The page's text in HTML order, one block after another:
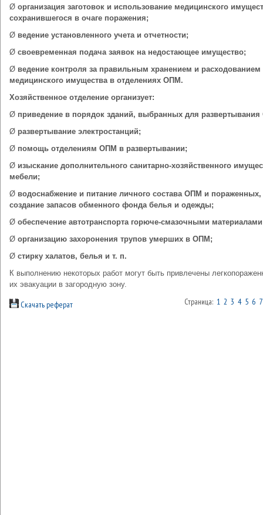
Ø организация заготовок и использование медицинского
сохранившегося в очаге поражения;
Ø ведение установленного учета и отчетности;
Ø своевременная подача заявок на недостающее имущество;
Ø ведение контроля за правильным хранением и расходованием
медицинского имущества в отделениях ОПМ.
Хозяйственное отделение организует:
Ø приведение в порядок зданий, выбранных для
Ø развертывание электростанций;
Ø помощь отделениям ОПМ в развертывании;
Ø изыскание дополнительного санитарно-хозяйственного
мебели;
Ø водоснабжение и питание личного состава ОПМ и пораженных,
создание запасов обменного фонда белья и одежды;
Ø обеспечение автотранспорта горюче-смазочными
Ø организацию захоронения трупов умерших в ОПМ;
Ø стирку халатов, белья и т. п.
К выполнению некоторых работ могут быть привлечены
их эвакуации в загородную зону.
Скачать реферат Страница: 1 2 3 4 5 6 7